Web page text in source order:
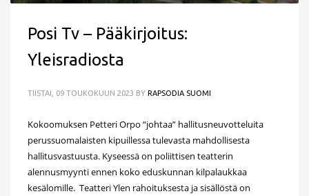
Posi Tv – Pääkirjoitus:
Yleisradiosta
TIISTAI, 09 TOUKOKUUN 2023 BY RAPSODIA SUOMI
Kokoomuksen Petteri Orpo “johtaa” hallitusneuvotteluita
perussuomalaisten kipuillessa tulevasta mahdollisesta
hallitusvastuusta. Kyseessä on poliittisen teatterin
alennusmyynti ennen koko eduskunnan kilpalaukkaa
kesälomille. Teatteri Ylen rahoituksesta ja sisällöstä on